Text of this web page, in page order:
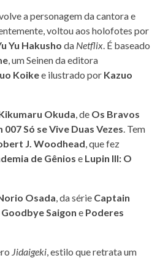
a personagem da cantora e
voltou aos holofotes por
Yu Hakusho da Netflix. É baseado
, um Seinen da editora
Koikee ilustrado por Kazuo
Okuda, de Os Bravos
007 Só se Vive Duas Vezes. Tem
J. Woodhead, que fez
de Gênios e Lupin III: O
Osada, da série Captain
Saigon e Poderes
Jidaigeki, estilo que retrata um